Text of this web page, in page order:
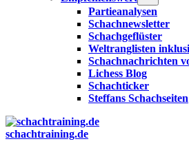
Partieanalysen
Schachnewsletter
Schachgeflüster
Weltranglisten
Schachnachrichten
Lichess Blog
Schachticker
Steffans Schachseiten
schachtraining.de